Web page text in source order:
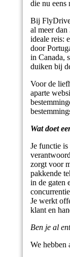
die nu eens
Bij
al meer dan
ideale reis:
door
in Canada,
duiken bij
Voor de
aparte
Wat doet
Je functie
zorgt voor
pakkende
in de gaten
Je werkt
klant en
Ben je al
We hebben